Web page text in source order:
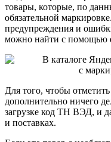
товары, которые, по
обязательной
предупреждения и
можно найти с помощью
Для того, чтобы
дополнительно ничего
загрузке код ТН ВЭД, и
и поставках.